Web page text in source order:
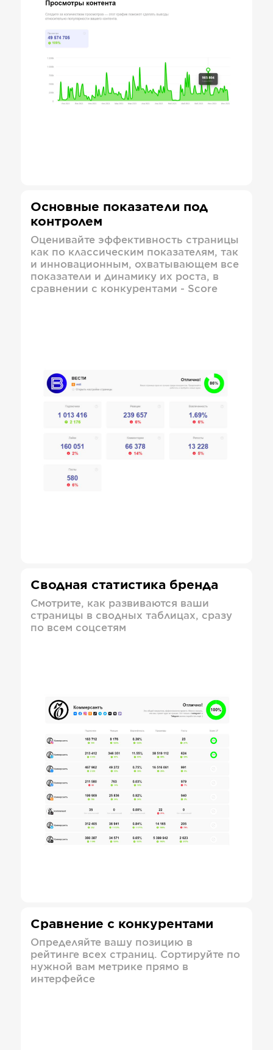
Основные показатели под
контролем
Оценивайте эффективность страницы
как по классическим показателям, так
и инновационным, охватывающем все
показатели и динамику их роста, в
сравнении с конкурентами - Score
Сводная статистика бренда
Смотрите, как развиваются ваши
страницы в сводных таблицах, сразу
по всем соцсетям
Сравнение с конкурентами
Определяйте вашу позицию в
рейтинге всех страниц. Сортируйте по
нужной вам метрике прямо в
интерфейсе